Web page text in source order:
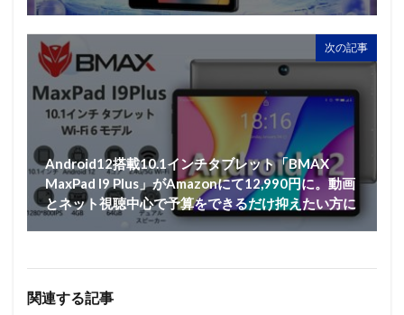
次の記事
Android12搭載10.1インチタブレット「BMAX
MaxPad I9 Plus」がAmazonにて12,990円に。動画
とネット視聴中心で予算をできるだけ抑えたい方に
関連する記事